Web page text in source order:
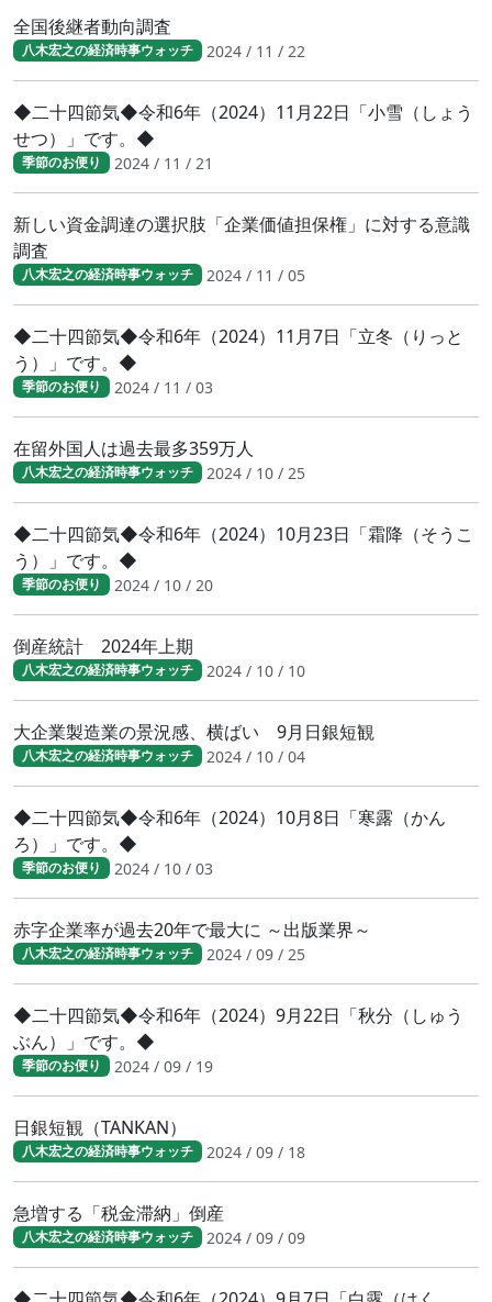
全国後継者動向調査
八木宏之の経済時事ウォッチ 2024 / 11 / 22
◆二十四節気◆令和6年（2024）11月22日「小雪（しょう
せつ）」です。◆
季節のお便り 2024 / 11 / 21
新しい資金調達の選択肢「企業価値担保権」に対する意識
調査
八木宏之の経済時事ウォッチ 2024 / 11 / 05
◆二十四節気◆令和6年（2024）11月7日「立冬（りっと
う）」です。◆
季節のお便り 2024 / 11 / 03
在留外国人は過去最多359万人
八木宏之の経済時事ウォッチ 2024 / 10 / 25
◆二十四節気◆令和6年（2024）10月23日「霜降（そうこ
う）」です。◆
季節のお便り 2024 / 10 / 20
倒産統計 2024年上期
八木宏之の経済時事ウォッチ 2024 / 10 / 10
大企業製造業の景況感、横ばい 9月日銀短観
八木宏之の経済時事ウォッチ 2024 / 10 / 04
◆二十四節気◆令和6年（2024）10月8日「寒露（かん
ろ）」です。◆
季節のお便り 2024 / 10 / 03
赤字企業率が過去20年で最大に ～出版業界～
八木宏之の経済時事ウォッチ 2024 / 09 / 25
◆二十四節気◆令和6年（2024）9月22日「秋分（しゅう
ぶん）」です。◆
季節のお便り 2024 / 09 / 19
日銀短観（TANKAN）
八木宏之の経済時事ウォッチ 2024 / 09 / 18
急増する「税金滞納」倒産
八木宏之の経済時事ウォッチ 2024 / 09 / 09